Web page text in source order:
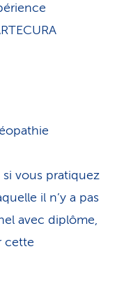
si vous pratiquez
il n’y a pas
avec diplôme,
cette